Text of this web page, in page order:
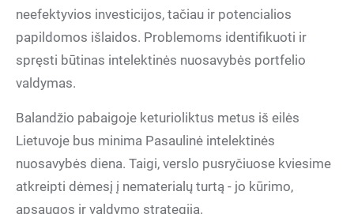
neefektyvios investicijos, tačiau ir potencialios
papildomos išlaidos. Problemoms identifikuoti ir
spręsti būtinas intelektinės nuosavybės portfelio
valdymas.
Balandžio pabaigoje keturioliktus metus iš eilės
Lietuvoje bus minima Pasaulinė intelektinės
nuosavybės diena. Taigi, verslo pusryčiuose kviesime
atkreipti dėmesį į nematerialų turtą - jo kūrimo,
apsaugos ir valdymo strategiją.